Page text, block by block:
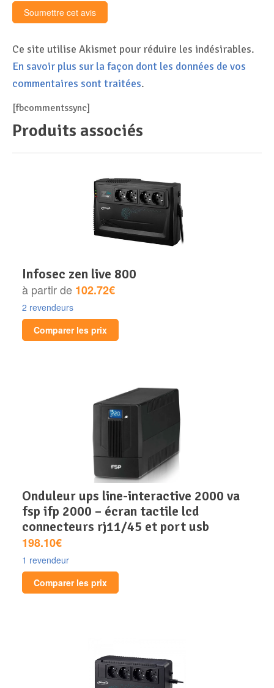
Ce site utilise Akismet pour réduire les indésirables.
En savoir plus sur la façon dont les données de vos
commentaires sont traitées.
[fbcommentssync]
Produits associés
infosec zen live 800
à partir de 102.72€
2 revendeurs
Comparer les prix
onduleur ups line-interactive 2000 va
fsp ifp 2000 – écran tactile lcd
connecteurs rj11/45 et port usb
198.10€
1 revendeur
Comparer les prix